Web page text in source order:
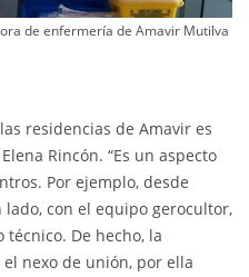
de enfermería de Amavir Mutilva
residencias de Amavir es
Rincón. “Es un aspecto
Por ejemplo, desde
con el equipo gerocultor,
De hecho, la
nexo de unión, por ella